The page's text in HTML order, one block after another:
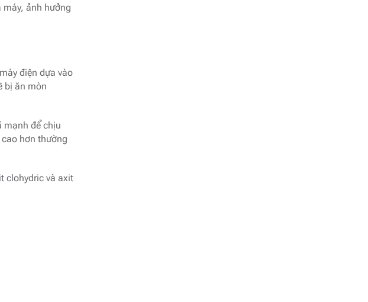
ảnh hưởng
điện dựa vào
bị ăn mòn
mạnh để chịu
hơn thường
clohydric và axit